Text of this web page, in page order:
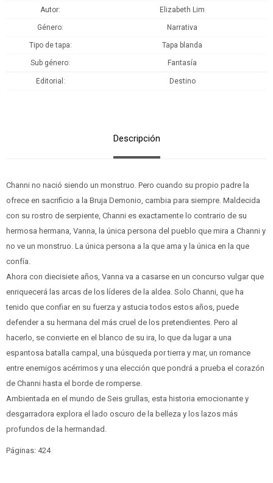
Autor Elizabeth Lim
Género Narrativa
Tipo de tapa Tapa blanda
Sub género Fantasía
Editorial Destino
Descripción
Channi no nació siendo un monstruo. Pero cuando su propio padre la
ofrece en sacrificio a la Bruja Demonio, cambia para siempre. Maldecida
con su rostro de serpiente, Channi es exactamente lo contrario de su
hermosa hermana, Vanna, la única persona del pueblo que mira a Channi y
no ve un monstruo. La única persona a la que ama y la única en la que
confía.
Ahora con diecisiete años, Vanna va a casarse en un concurso vulgar que
enriquecerá las arcas de los líderes de la aldea. Solo Channi, que ha
tenido que confiar en su fuerza y astucia todos estos años, puede
defender a su hermana del más cruel de los pretendientes. Pero al
hacerlo, se convierte en el blanco de su ira, lo que da lugar a una
espantosa batalla campal, una búsqueda por tierra y mar, un romance
entre enemigos acérrimos y una elección que pondrá a prueba el corazón
de Channi hasta el borde de romperse.
Ambientada en el mundo de Seis grullas, esta historia emocionante y
desgarradora explora el lado oscuro de la belleza y los lazos más
profundos de la hermandad.
Páginas: 424